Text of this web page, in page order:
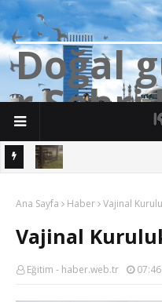
Doğalg
rŞehri
Ana Sayfa Haber Vajinal
Vajinal
Eğitim - haber.web.tr 07:46